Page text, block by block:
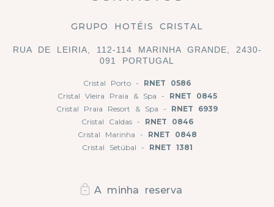
GRUPO HOTÉIS CRISTAL
RUA DE LEIRIA, 112-114 MARINHA GRANDE, 2430-
091 PORTUGAL
Cristal Porto - RNET 0586
Cristal Vieira Praia & Spa - RNET 0845
Cristal Praia Resort & Spa - RNET 6939
Cristal Caldas - RNET 0846
Cristal Marinha - RNET 0848
Cristal Setúbal - RNET 1381
A minha reserva